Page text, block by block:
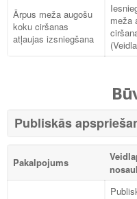
Ārpus meža augošu
koku ciršanas
atļaujas izsniegšana
meža
Publiskās
Pakalpojums